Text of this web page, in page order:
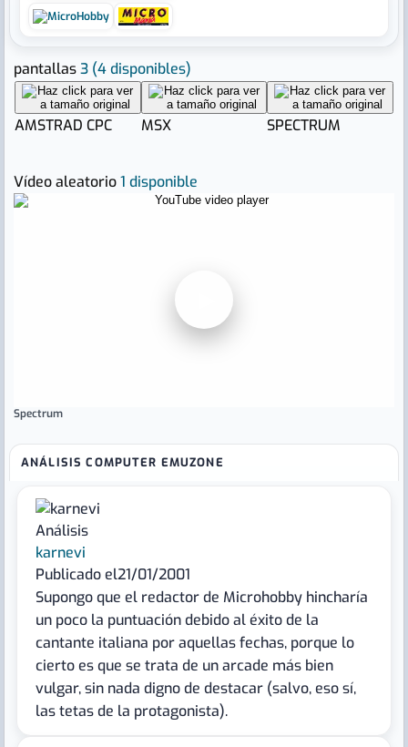
pantallas3 (4 disponibles)
AMSTRAD CPC MSX SPECTRUM
Vídeo aleatorio1 disponible
Spectrum
ANÁLISIS COMPUTER EMUZONE
Análisis
karnevi
Publicado el21/01/2001
Supongo que el redactor de Microhobby hincharía
un poco la puntuación debido al éxito de la
cantante italiana por aquellas fechas, porque lo
cierto es que se trata de un arcade más bien
vulgar, sin nada digno de destacar (salvo, eso sí,
las tetas de la protagonista).